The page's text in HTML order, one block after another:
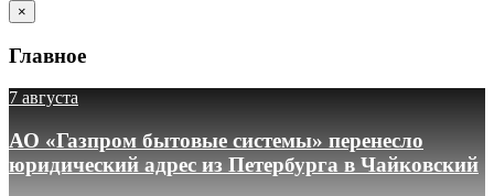
×
Главное
7 августа
АО «Газпром бытовые системы» перенесло
юридический адрес из Петербурга в Чайковский